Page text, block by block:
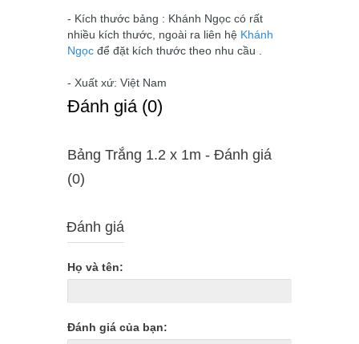
- Kích thước bảng : Khánh Ngọc có rất
nhiều kích thước, ngoài ra liên hệ Khánh
Ngọc để đặt kích thước theo nhu cầu .
- Xuất xứ: Việt Nam
Ðánh giá (0)
Bảng Trắng 1.2 x 1m - Ðánh giá
(0)
Đánh giá
Họ và tên:
Đánh giá của bạn: